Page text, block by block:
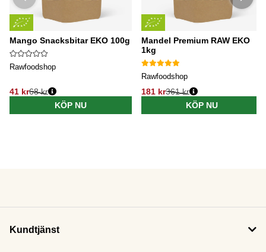
Mango Snacksbitar EKO 100g
Rawfoodshop
41 kr68 kr
KÖP NU
Mandel Premium RAW EKO
1kg
Rawfoodshop
181 kr361 kr
KÖP NU
Kundtjänst